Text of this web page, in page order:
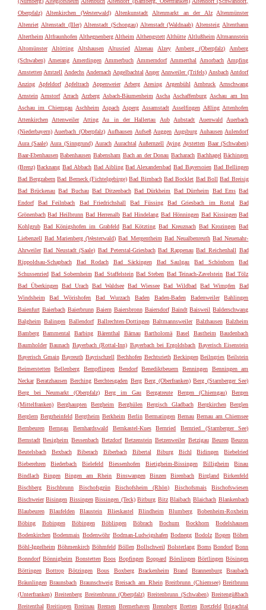
Oberpfalz)
Altenkirchen (Westerwald) Altenkunstadt Altenmarkt an der Alz
Altenmünster
Altenriet Altenstadt (Iller) Altenstadt (Schongau) Altenstadt (Waldnaab) Altensteig Altenthann
Altertheim Altfraunhofen Althegnenberg Altheim Althengstett Althütte Altlußheim Altmannstein
Altomünster
Altötting Altshausen Altusried Alzenau Alzey Amberg (Oberpfalz)
Amberg
(Schwaben) Amerang Amerdingen Ammerbuch Ammerndorf Ammerthal Amorbach Ampfing
Amstetten Amtzell Andechs Andernach Angelbachtal Anger Annweiler (Trifels) Ansbach Antdorf
Anzing
Apfeldorf Apfeltrach Appenweier Arberg Aresing Argenbühl Arnbruck
Arnschwang
Arnstein Arnstorf Arrach Arzberg Asbach-Bäumenheim Ascha Aschaffenburg Aschau am Inn
Aschau im Chiemgau Aschheim Aspach Asperg Assamstadt Asselfingen Aßling Attenhofen
Attenkirchen
Attenweiler Atting Au in der Hallertau Aub Aubstadt Auenwald
Auerbach
(Niederbayern) Auerbach (Oberpfalz) Aufhausen Aufseß Auggen Augsburg Auhausen Aulendorf
Aura (Saale) Aura (Sinngrund) Aurach Aurachtal Außernzell Aying Aystetten Baar (Schwaben)
Baar-Ebenhausen Babenhausen Babensham Bach an der Donau Bacharach Bachhagel Bächingen
(Brenz) Backnang Bad Abbach Bad Aibling Bad Alexandersbad Bad Bayersoien Bad Bellingen
Bad Bergzabern Bad Berneck (Fichtelgebirge) Bad Birnbach Bad Bocklet Bad Boll Bad Breisig
Bad Brückenau Bad Buchau Bad Ditzenbach Bad Dürkheim Bad Dürrheim Bad Ems Bad
Endorf
Bad Feilnbach Bad Friedrichshall Bad Füssing Bad Griesbach im Rottal
Bad
Grönenbach Bad Heilbrunn Bad Herrenalb Bad Hindelang Bad Hönningen Bad Kissingen Bad
Kohlgrub Bad Königshofen im Grabfeld Bad Kötzting Bad Kreuznach Bad Krozingen Bad
Liebenzell Bad Marienberg (Westerwald) Bad Mergentheim Bad Neualbenreuth Bad Neuenahr-
Ahrweiler Bad Neustadt (Saale) Bad Peterstal-Griesbach Bad Rappenau Bad Reichenhall Bad
Rippoldsau-Schapbach
Bad Rodach Bad Säckingen Bad Saulgau Bad Schönborn
Bad
Schussenried Bad Sobernheim Bad Staffelstein Bad Steben Bad Teinach-Zavelstein Bad Tölz
Bad Überkingen Bad Urach Bad Waldsee Bad Wiessee Bad Wildbad Bad Wimpfen
Bad
Windsheim
Bad Wörishofen Bad Wurzach Baden Baden-Baden Badenweiler
Bahlingen
Baienfurt Baierbach Baierbrunn Baiern Baiersbronn Baiersdorf Baindt Baisweil Balderschwang
Balgheim Balingen Ballendorf Ballrechten-Dottingen Baltmannsweiler Balzhausen Balzheim
Bamberg
Bammental Barbing Bärenthal Bärnau Bartholomä Basel Bastheim
Baudenbach
Baumholder Baunach Bayerbach (Rottal-Inn) Bayerbach bei Ergoldsbach Bayerisch Eisenstein
Bayerisch Gmain Bayreuth Bayrischzell Bechhofen Bechtsrieth Beckingen Beilngries Beilstein
Beimerstetten
Bellenberg Bempflingen Bendorf Benediktbeuern Benningen
Benningen am
Neckar Beratzhausen Berching Berchtesgaden Berg Berg (Oberfranken) Berg (Starnberger See)
Berg bei Neumarkt (Oberpfalz)
Berg im Gau Bergatreute Bergen (Chiemgau)
Bergen
(Mittelfranken)
Berghaupten Bergheim Berghülen Bergisch Gladbach Bergkirchen
Berglen
Berglern Bergrheinfeld Bergtheim Berkheim Berlin Bermatingen Bernau Bernau am Chiemsee
Bernbeuren
Berngau Bernhardswald Bernkastel-Kues Bernried
Bernried (Starnberger See)
Bernstadt Besigheim Bessenbach Betzdorf Betzenstein Betzenweiler Betzigau Beuren Beuron
Beutelsbach
Bexbach Biberach Biberbach Bibertal Biburg Bichl Bidingen
Biebelried
Bieberehren
Biederbach Bielefeld Biessenhofen Bietigheim-Bissingen Billigheim
Binau
Bindlach
Bingen Bingen am Rhein Binswangen Binzen Birenbach Birgland
Birkenfeld
Bischberg
Bischbrunn Bischofsgrün Bischofsheim (Rhön) Bischofsmais
Bischofswiesen
Bischweier Bisingen Bissingen Bissingen (Teck) Bitburg Bitz Blaibach Blaichach Blankenbach
Blaubeuren
Blaufelden Blaustein Blieskastel Blindheim Blumberg
Bobenheim-Roxheim
Böbing
Bobingen Böbingen Böblingen Böbrach Bochum Bockhorn
Bodelshausen
Bodenkirchen Bodenmais Bodenwöhr Bodman-Ludwigshafen Bodnegg Bodolz Bogen Böhen
Böhl-Iggelheim Böhmenkirch Böhmfeld Böllen Bollschweil Bolsterlang Boms Bondorf Bonn
Bonndorf Bönnigheim Bonstetten Boos Bopfingen Boppard Börslingen Börtlingen Bösingen
Böttingen
Bottrop Bötzingen Bous Boxberg Brackenheim Brand Brannenburg
Braubach
Bräunlingen Braunsbach Braunschweig Breisach am Rhein Breitbrunn (Chiemsee) Breitbrunn
(Unterfranken) Breitenberg Breitenbrunn (Oberpfalz) Breitenbrunn (Schwaben) Breitengüßbach
Breitenthal Breitingen Breitnau Bremen Bremerhaven Brennberg Bretten Bretzfeld Brigachtal